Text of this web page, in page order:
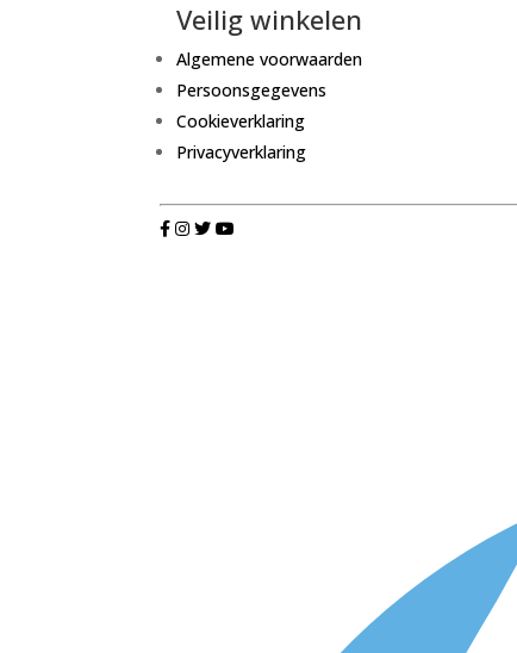
Veilig winkelen
Algemene voorwaarden
Persoonsgegevens
Cookieverklaring
Privacyverklaring